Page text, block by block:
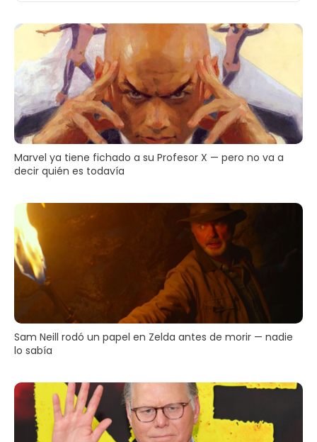
Marvel ya tiene fichado a su Profesor X — pero no va a
decir quién es todavía
Sam Neill rodó un papel en Zelda antes de morir — nadie
lo sabía